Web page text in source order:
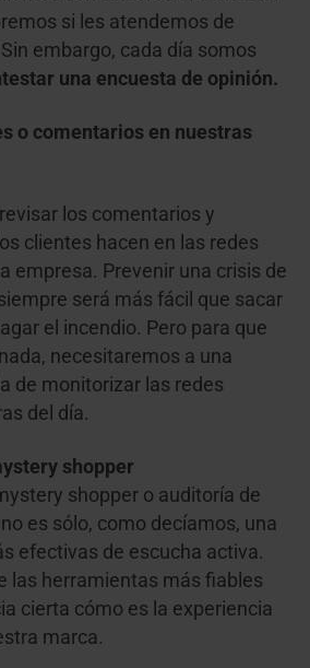
si les atendemos de
Sin embargo, cada día somos
una encuesta de opinión.
o comentarios en nuestras
los comentarios y
clientes hacen en las redes
empresa. Prevenir una crisis de
será más fácil que sacar
el incendio. Pero para que
necesitaremos a una
de monitorizar las redes
del día.
shopper
shopper o auditoría de
es sólo, como decíamos, una
efectivas de escucha activa.
las herramientas más fiables
cierta cómo es la experiencia
marca.